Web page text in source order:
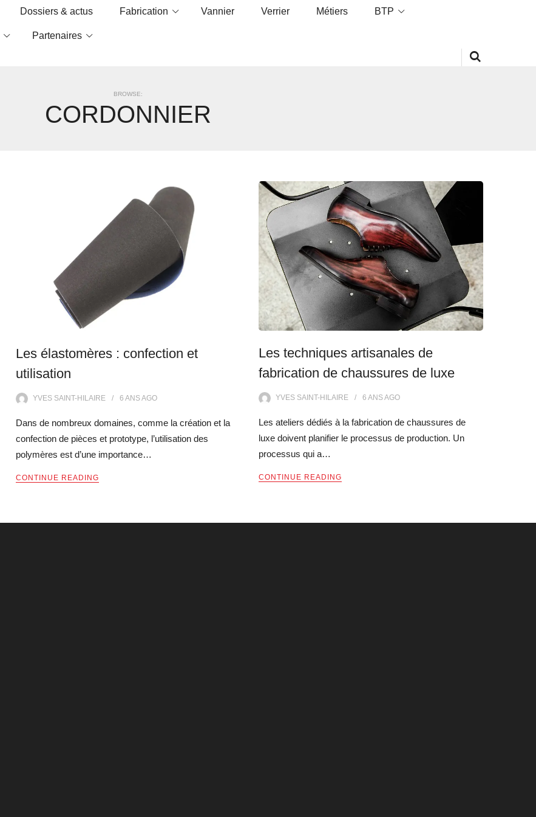
Dossiers & actus Fabrication Vannier Verrier Métiers BTP
Partenaires
BROWSE:
CORDONNIER
Les élastomères : confection et
utilisation
YVES SAINT-HILAIRE 6 ANSAGO
Dans de nombreux domaines, comme la création et la
confection de pièces et prototype, l’utilisation des
polymères est d’une importance…
CONTINUE READING
Les techniques artisanales de
fabrication de chaussures de luxe
YVES SAINT-HILAIRE 6 ANSAGO
Les ateliers dédiés à la fabrication de chaussures de
luxe doivent planifier le processus de production. Un
processus qui a…
CONTINUE READING